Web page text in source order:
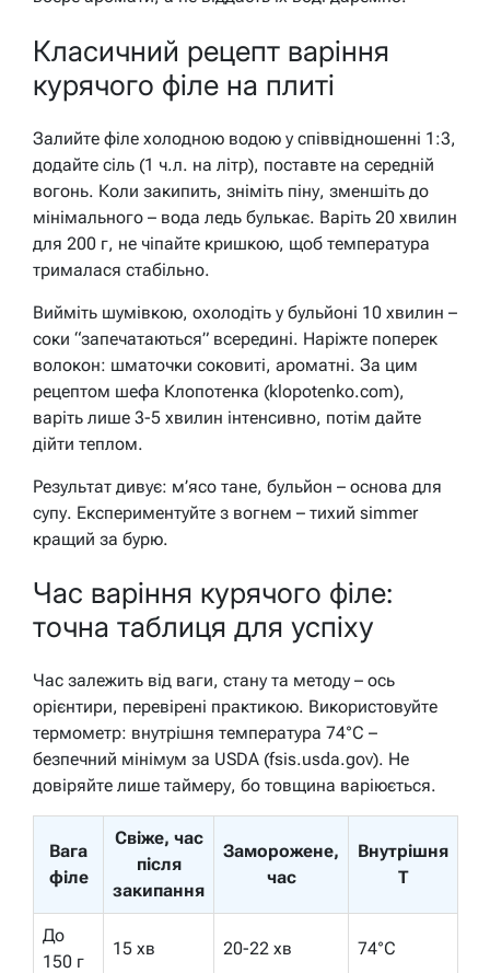
Класичний рецепт варіння
курячого філе на плиті
Залийте філе холодною водою у співвідношенні 1:3,
додайте сіль (1 ч.л. на літр), поставте на середній
вогонь. Коли закипить, зніміть піну, зменшіть до
мінімального – вода ледь булькає. Варіть 20 хвилин
для 200 г, не чіпайте кришкою, щоб температура
трималася стабільно.
Вийміть шумівкою, охолодіть у бульйоні 10 хвилин –
соки “запечатаються” всередині. Наріжте поперек
волокон: шматочки соковиті, ароматні. За цим
рецептом шефа Клопотенка (klopotenko.com),
варіть лише 3-5 хвилин інтенсивно, потім дайте
дійти теплом.
Результат дивує: м’ясо тане, бульйон – основа для
супу. Експериментуйте з вогнем – тихий simmer
кращий за бурю.
Час варіння курячого філе:
точна таблиця для успіху
Час залежить від ваги, стану та методу – ось
орієнтири, перевірені практикою. Використовуйте
термометр: внутрішня температура 74°C –
безпечний мінімум за USDA (fsis.usda.gov). Не
довіряйте лише таймеру, бо товщина варіюється.
Вага
філе
Свіже, час
після
закипання
Заморожене,
час
Внутрішня
T
До
150 г
15 хв 20-22 хв 74°C